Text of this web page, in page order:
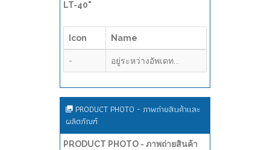
LT-40"
Icon Name
- อยู่ระหว่างอัพเดท...
PRODUCT PHOTO - ภาพถ่ายสินค้าและ
ผลิตภัณฑ์
PRODUCT PHOTO - ภาพถ่ายสินค้า